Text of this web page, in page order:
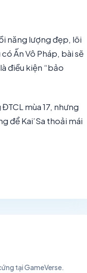
năng lượng đẹp, lõi
Ấn Vô Pháp, bài sẽ
điều kiện “bảo
mùa 17, nhưng
để Kai’Sa thoải mái
tại GameVerse.